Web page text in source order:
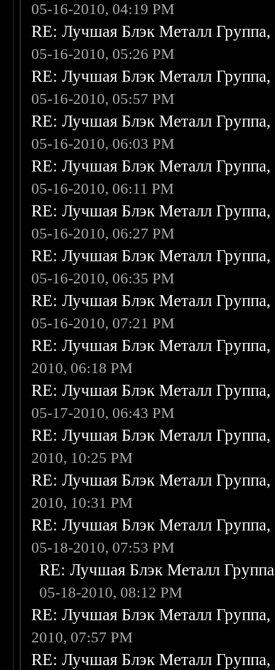
05-16-2010, 04:19 PM
RE: Лучшая Блэк Металл
05-16-2010, 05:26 PM
RE: Лучшая Блэк Металл
05-16-2010, 05:57 PM
RE: Лучшая Блэк Металл
05-16-2010, 06:03 PM
RE: Лучшая Блэк Металл
05-16-2010, 06:11 PM
RE: Лучшая Блэк Металл
05-16-2010, 06:27 PM
RE: Лучшая Блэк Металл
05-16-2010, 06:35 PM
RE: Лучшая Блэк Металл
05-16-2010, 07:21 PM
RE: Лучшая Блэк Металл
2010, 06:18 PM
RE: Лучшая Блэк Металл
05-17-2010, 06:43 PM
RE: Лучшая Блэк Металл
2010, 10:25 PM
RE: Лучшая Блэк Металл
2010, 10:31 PM
RE: Лучшая Блэк Металл
05-18-2010, 07:53 PM
RE: Лучшая Блэк Металл
05-18-2010, 08:12 PM
RE: Лучшая Блэк Металл
2010, 07:57 PM
RE: Лучшая Блэк Металл